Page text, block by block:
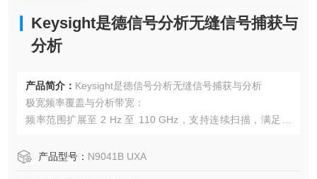
Keysight是德信号分析无缝信号捕获与
分析
产品简介： Keysight是德信号分析无缝信号捕获与分析
极宽频率覆盖与分析带宽：
频率范围扩展至 2 Hz 至 110 GHz，支持连续扫描，满足毫
内部分析带宽高达 1 GHz，外部分析带宽可达 5 GHz，适用
产品型号： N9041B UXA